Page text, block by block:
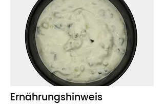
Ernährungshinweis